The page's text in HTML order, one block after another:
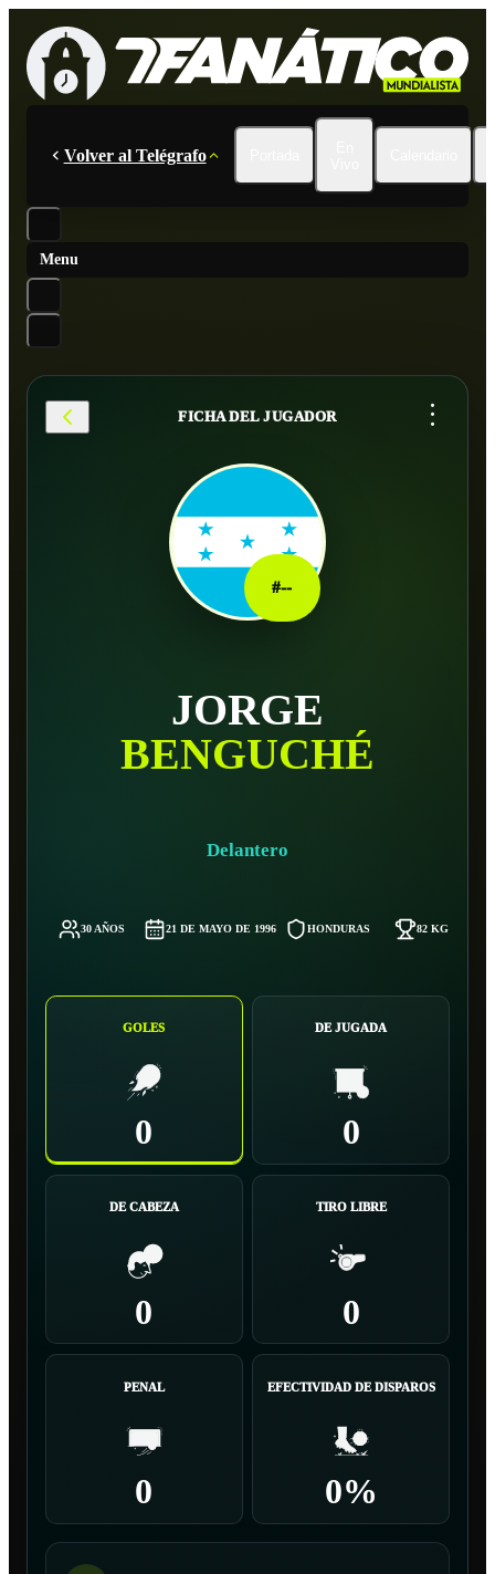
Volver al Telégrafo
Menu
FICHA DEL JUGADOR ...
#--
JORGE
BENGUCHÉ
Delantero
30 AÑOS 21 DE MAYO DE 1996 HONDURAS 82 KG
GOLES
0
DE JUGADA
0
DE CABEZA
0
TIRO LIBRE
0
PENAL
0
EFECTIVIDAD DE DISPAROS
0%